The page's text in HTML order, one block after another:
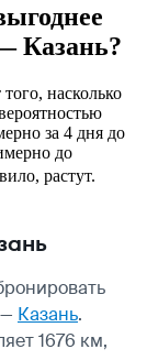
Казань?
насколько
за 4 дня до
до
растут.
— Казань.
1676 км,